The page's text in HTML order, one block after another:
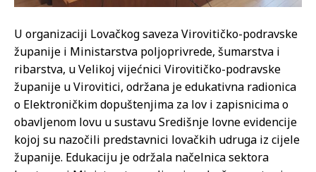
U organizaciji Lovačkog saveza Virovitičko-podravske
županije i Ministarstva poljoprivrede, šumarstva i
ribarstva, u Velikoj vijećnici Virovitičko-podravske
županije u Virovitici, održana je edukativna radionica
o Elektroničkim dopuštenjima za lov i zapisnicima o
obavljenom lovu u sustavu Središnje lovne evidencije
kojoj su nazočili predstavnici lovačkih udruga iz cijele
županije. Edukaciju je održala načelnica sektora